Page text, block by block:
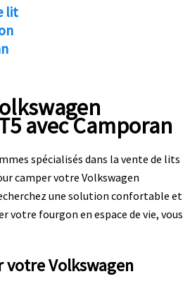
lit
avec Camporan
spécialisés dans la vente de lits
camper votre Volkswagen
une solution confortable et
votre fourgon en espace de vie, vous
votre Volkswagen